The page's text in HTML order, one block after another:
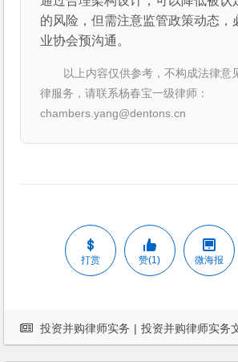
的风险，但需注意监管政策动态，
业协会预沟通。
以上内容仅供参考，不构成法律意
律服务，请联系杨春宝一级律师：
chambers.yang@dentons.cn
打赏 赞(1) 微海报
投资并购律师实务 | 投资并购律师实务